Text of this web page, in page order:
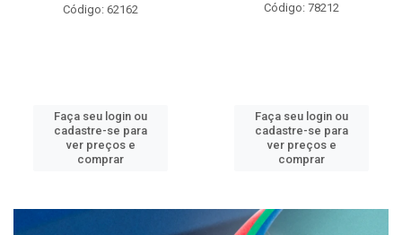
Código: 62162
Faça seu login ou
cadastre-se para
ver preços e
comprar
Código: 78212
Faça seu login ou
cadastre-se para
ver preços e
comprar